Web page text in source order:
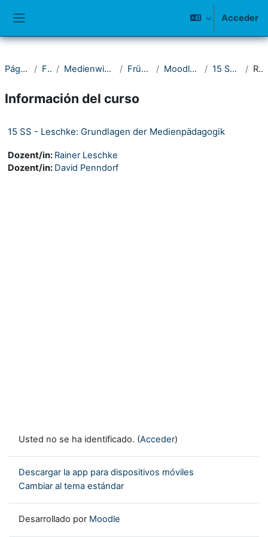
Acceder
Página Principal Fakultät I Medienwissenschaftliches Seminar Frühere Semester Moodle-Kurse 2011-2015 15 Sommersemester Resumen
Información del curso
15 SS - Leschke: Grundlagen der Medienpädagogik
Dozent/in: Rainer Leschke
Dozent/in: David Penndorf
Usted no se ha identificado. (Acceder)
Descargar la app para dispositivos móviles
Cambiar al tema estándar
Desarrollado por Moodle